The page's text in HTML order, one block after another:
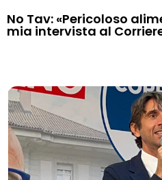
No Tav: «Pericoloso
mia intervista al